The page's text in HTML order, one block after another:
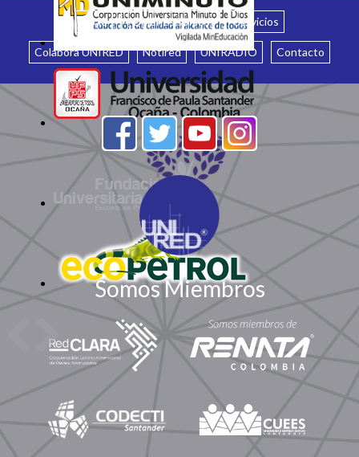
Inicio ¿Quiénes somos? Servicios
Colabora UNIRED Notired UNIRADIO Contacto
Somos Miembros